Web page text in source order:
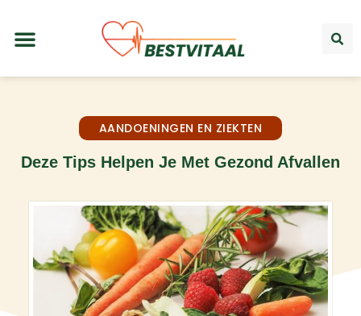
AANDOENINGEN EN ZIEKTEN
Deze Tips Helpen Je Met Gezond Afvallen